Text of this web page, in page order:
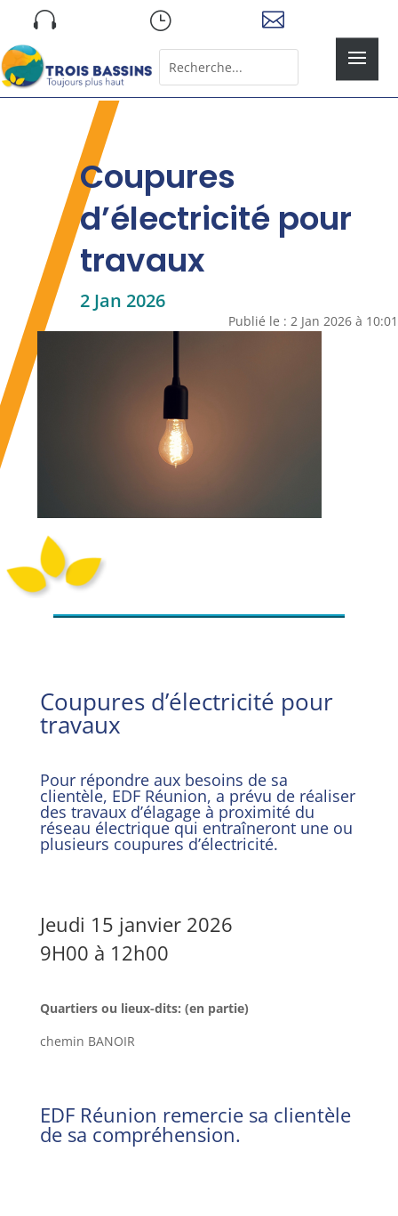
 } 
for...
Coupures
d’électricité pour
travaux
2 Jan 2026
Publié le : 2 Jan 2026 à 10:01
Coupures d’électricité pour
travaux
Pour répondre aux besoins de sa
clientèle, EDFRéunion, a prévu de réaliser
des travaux d’élagage à proximité du
réseau électrique qui entraîneront une ou
plusieurs coupures d’électricité.
Jeudi 15 janvier 2026
9H00 à 12h00
Quartiers ou lieux-dits: (en partie)
chemin BANOIR
EDFRéunion remercie sa clientèle
de sa compréhension.